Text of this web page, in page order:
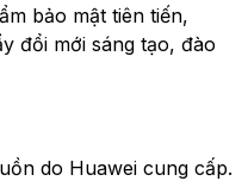
bảo mật tiên tiến,
đổi mới sáng tạo, đào
do Huawei cung cấp.